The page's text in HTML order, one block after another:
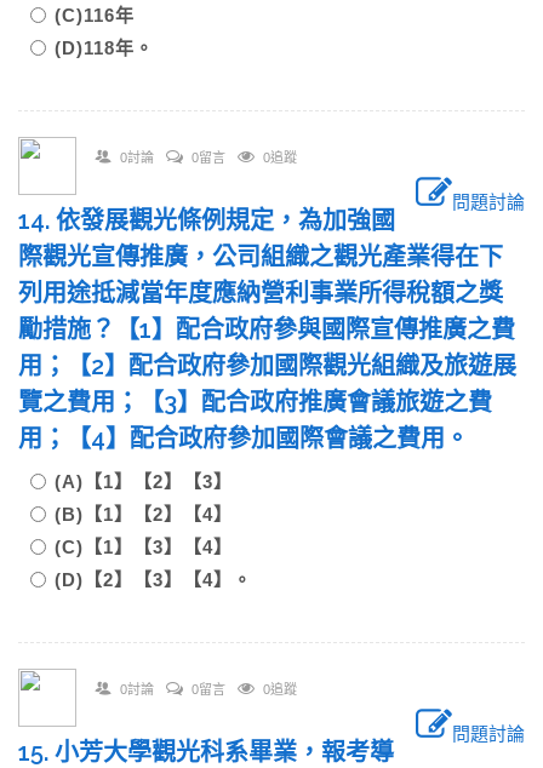
(C)116年
(D)118年。
0討論 0留言 0追蹤
問題討論
14. 依發展觀光條例規定，為加強國
際觀光宣傳推廣，公司組織之觀光產業得在下
列用途抵減當年度應納營利事業所得稅額之獎
勵措施？【1】配合政府參與國際宣傳推廣之費
用；【2】配合政府參加國際觀光組織及旅遊展
覽之費用；【3】配合政府推廣會議旅遊之費
用；【4】配合政府參加國際會議之費用。
(A)【1】【2】【3】
(B)【1】【2】【4】
(C)【1】【3】【4】
(D)【2】【3】【4】。
0討論 0留言 0追蹤
問題討論
15. 小芳大學觀光科系畢業，報考導